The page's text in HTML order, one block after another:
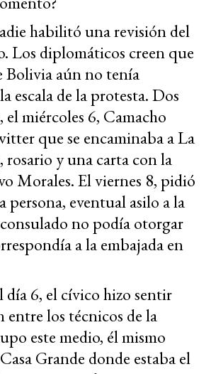
habilitó una revisión del
Los diplomáticos creen que
Bolivia aún no tenía
escala de la protesta. Dos
el miércoles 6, Camacho
que se encaminaba a La
rosario y una carta con la
Morales. El viernes 8, pidió
persona, eventual asilo a la
no podía otorgar
a la embajada en
día 6, el cívico hizo sentir
los técnicos de la
este medio, él mismo
Grande donde estaba el